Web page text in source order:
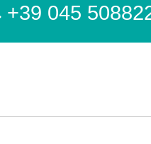
+39 045